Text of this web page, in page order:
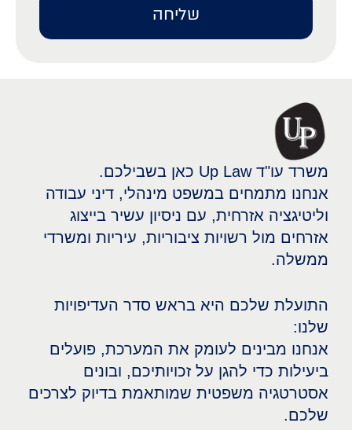
שליחה
משרד עו"ד Up Law כאן בשבילכם.
אנחנו מתמחים במשפט מינהלי, דיני עבודה
וליטיגציה אזרחית, עם ניסיון עשיר בייצוג
אזרחים מול רשויות ציבוריות, עיריות ומשרדי
ממשלה.
התועלת שלכם היא בראש סדר העדיפויות
שלנו:
אנחנו מבינים לעומק את המערכת, פועלים
ביעילות כדי להגן על זכויותיכם, ובונים
אסטרטגיה משפטית שמותאמת בדיוק לצרכים
שלכם.